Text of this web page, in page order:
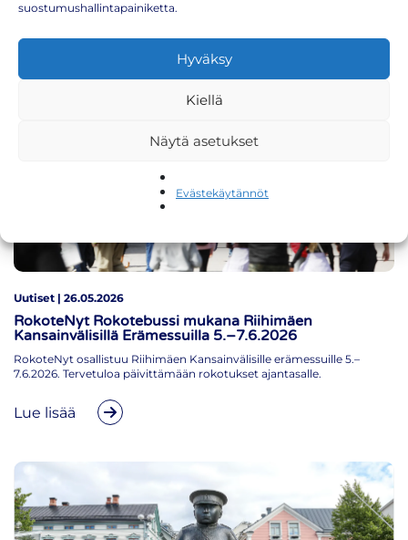
suostumushallintapainiketta.
Hyväksy
Kiellä
Näytä asetukset
Evästekäytännöt
Lue lisää
Uutiset | 26.05.2026
RokoteNyt Rokotebussi mukana Riihimäen
Kansainvälisillä Erämessuilla 5.–7.6.2026
RokoteNyt osallistuu Riihimäen Kansainvälisille erämessuille 5.–
7.6.2026. Tervetuloa päivittämään rokotukset ajantasalle.
Lue lisää